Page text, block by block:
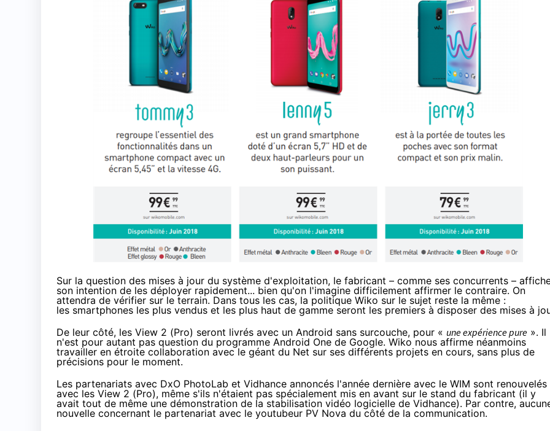
Sur la question des mises à jour du système d'exploitation, le fabricant – comme ses concurrents –
son intention de les déployer rapidement... bien qu'on l'imagine difficilement affirmer le contraire. On
attendra de vérifier sur le terrain. Dans tous les cas, la politique Wiko sur le sujet reste la même :
les smartphones les plus vendus et les plus haut de gamme seront les premiers à disposer des mises à
De leur côté, les View 2 (Pro) seront livrés avec un Android sans surcouche, pour « une expérience pure ». Il
n'est pour autant pas question du programme Android One de Google. Wiko nous affirme néanmoins
travailler en étroite collaboration avec le géant du Net sur ses différents projets en cours, sans plus de
précisions pour le moment.
Les partenariats avec DxO PhotoLab et Vidhance annoncés l'année dernière avec le WIM sont renouvelés
avec les View 2 (Pro), même s'ils n'étaient pas spécialement mis en avant sur le stand du fabricant (il y
avait tout de même une démonstration de la stabilisation vidéo logicielle de Vidhance). Par contre,
nouvelle concernant le partenariat avec le youtubeur PV Nova du côté de la communication.